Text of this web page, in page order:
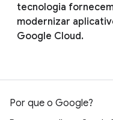
tecnologia
modernizar
Google Cloud.
Por que o Google?